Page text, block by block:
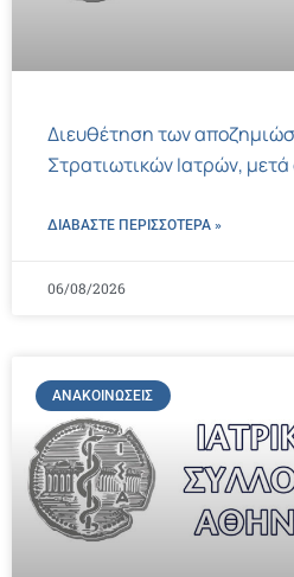
Διευθέτηση των
Στρατιωτικών Ιατρών,
ΔΙΑΒΑΣΤΕ ΠΕΡΙΣΣΌΤΕΡΑ »
06/08/2026
ΑΝΑΚΟΙΝΏΣΕΙΣ